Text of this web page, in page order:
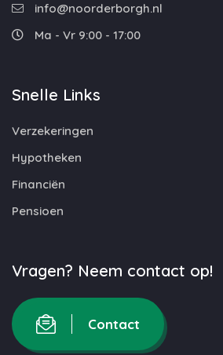
info@noorderborgh.nl
Ma - Vr 9:00 - 17:00
Snelle Links
Verzekeringen
Hypotheken
Financiën
Pensioen
Vragen? Neem contact op!
Contact